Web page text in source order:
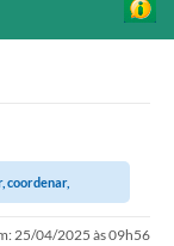
coordenar,
25/04/2025 às 09h56